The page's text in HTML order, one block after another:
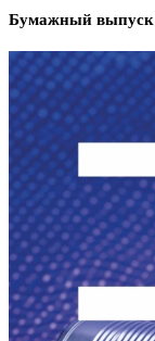
Бумажный выпуск